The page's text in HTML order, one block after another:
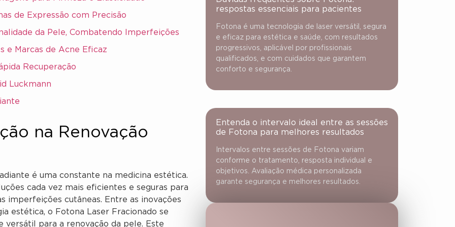
de Expressão com Precisão
da Pele, Combatendo Imperfeições
e Marcas de Acne Eficaz
Recuperação
Luckmann
na Renovação
é uma constante na medicina estética.
cada vez mais eficientes e seguras para
imperfeições cutâneas. Entre as inovações
estética, o Fotona Laser Fracionado se
para a renovação da pele. Este
respostas essenciais para pacientes
Fotona é uma tecnologia de laser versátil, segura
e eficaz para estética e saúde, com resultados
progressivos, aplicável por profissionais
qualificados, e com cuidados que garantem
conforto e segurança.
Entenda o intervalo ideal entre as sessões
de Fotona para melhores resultados
Intervalos entre sessões de Fotona variam
conforme o tratamento, resposta individual e
objetivos. Avaliação médica personalizada
garante segurança e melhores resultados.